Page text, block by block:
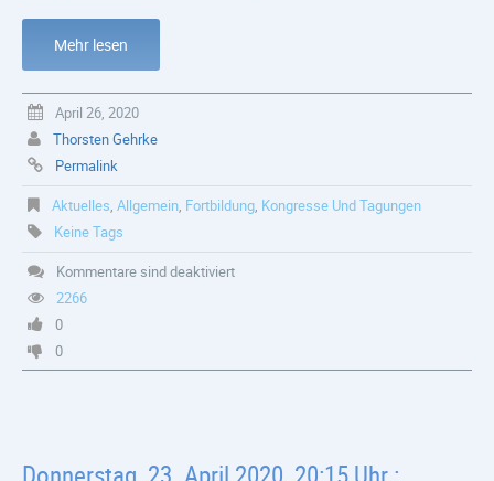
Mehr lesen
April 26, 2020
Thorsten Gehrke
Permalink
Aktuelles, Allgemein, Fortbildung, Kongresse Und Tagungen
Keine Tags
Kommentare sind deaktiviert
2266
0
0